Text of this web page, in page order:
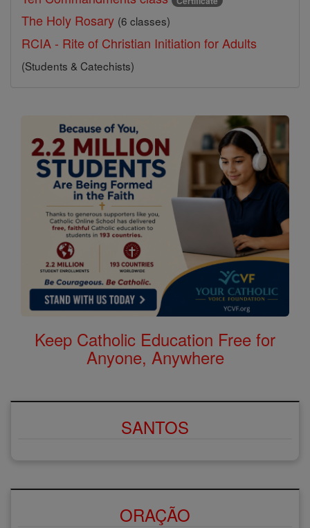
The Holy Rosary (6 classes)
RCIA - Rite of Christian Initiation for Adults
(Students & Catechists)
Keep Catholic Education Free for
Anyone, Anywhere
SANTOS
ORAÇÃO